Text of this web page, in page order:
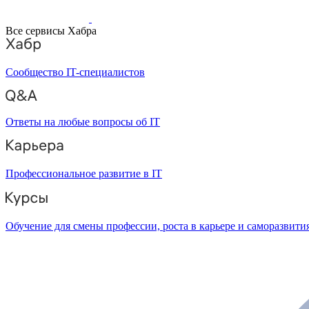
Все сервисы Хабра
Сообщество IT-специалистов
Ответы на любые вопросы об IT
Профессиональное развитие в IT
Обучение для смены профессии, роста в карьере и